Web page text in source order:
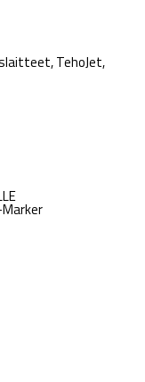
TehoJet,